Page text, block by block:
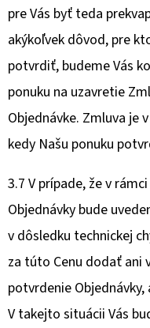
pre Vás byť teda
akýkoľvek dôvod, pre
potvrdiť, budeme Vás
ponuku na uzavretie
Objednávke. Zmluva je
kedy Našu ponuku
3.7 V prípade, že v
Objednávky bude
v dôsledku technickej
za túto Cenu dodať ani
potvrdenie
V takejto situácii Vás